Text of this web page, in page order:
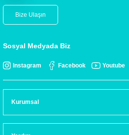
Bize Ulaşın
Sosyal Medyada Biz
Instagram Facebook Youtube
Kurumsal